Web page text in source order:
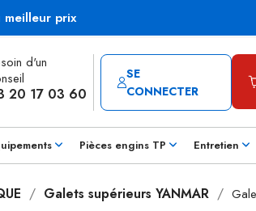
meilleur prix
d'un
20 17 03 60
SE
CONNECTER
Pièces engins TP Entretien
Galets supérieurs YANMAR